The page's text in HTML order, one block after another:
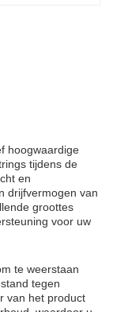
hoogwaardige
tijdens de
en
drijfvermogen van
groottes
voor uw
te weerstaan
tegen
van het product